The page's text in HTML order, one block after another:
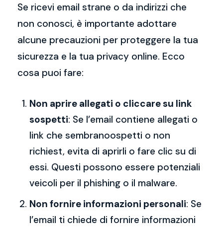
Se ricevi email strane o da indirizzi che
non conosci, è importante adottare
alcune precauzioni per proteggere la tua
sicurezza e la tua privacy online. Ecco
cosa puoi fare:
Non aprire allegati o cliccare su link
sospetti: Se l’email contiene allegati o
link che sembranoospetti o non
richiest, evita di aprirli o fare clic su di
essi. Questi possono essere potenziali
veicoli per il phishing o il malware.
Non fornire informazioni personali: Se
l’email ti chiede di fornire informazioni